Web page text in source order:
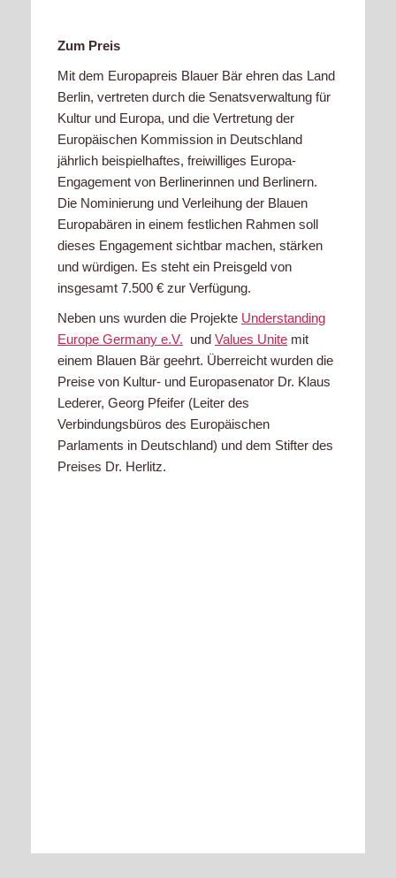
Zum Preis
Mit dem Europapreis Blauer Bär ehren das Land
Berlin, vertreten durch die Senatsverwaltung für
Kultur und Europa, und die Vertretung der
Europäischen Kommission in Deutschland
jährlich beispielhaftes, freiwilliges Europa-
Engagement von Berlinerinnen und Berlinern.
Die Nominierung und Verleihung der Blauen
Europabären in einem festlichen Rahmen soll
dieses Engagement sichtbar machen, stärken
und würdigen. Es steht ein Preisgeld von
insgesamt 7.500 € zur Verfügung.
Neben uns wurden die Projekte Understanding
Europe Germany e.V. und Values Unite mit
einem Blauen Bär geehrt. Überreicht wurden die
Preise von Kultur- und Europasenator Dr. Klaus
Lederer, Georg Pfeifer (Leiter des
Verbindungsbüros des Europäischen
Parlaments in Deutschland) und dem Stifter des
Preises Dr. Herlitz.